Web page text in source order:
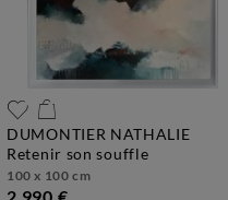
DUMONTIER NATHALIE
retenir son souffle
100 x 100 cm
2 990 €